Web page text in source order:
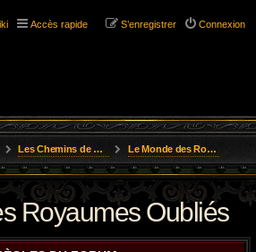
Accès rapide Connexion
S’enregistrer
Les Chemins de L'Aventure Le Monde des Royaumes Oubliés
Royaumes Oubliés